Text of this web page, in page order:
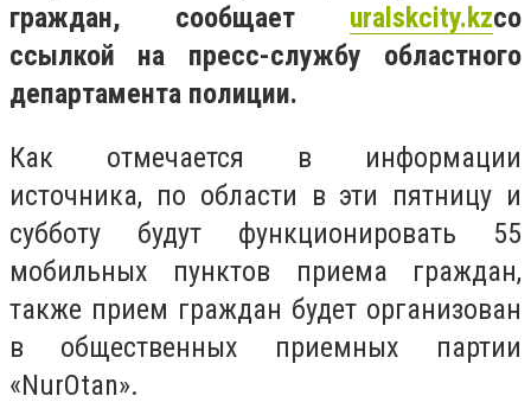
граждан, сообщает uralskcity.kzсо
ссылкой на пресс-службу областного
департамента полиции.
Как отмечается в информации
источника, по области в эти пятницу и
субботу будут функционировать 55
мобильных пунктов приема граждан,
также прием граждан будет организован
в общественных приемных партии
«NurOtan».